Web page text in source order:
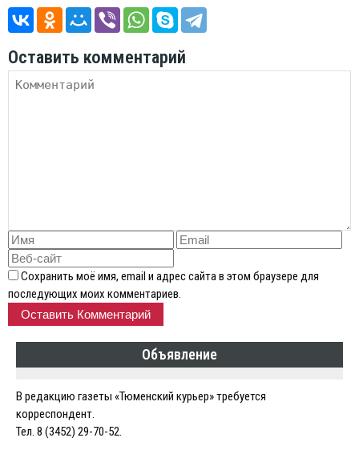
Оставить комментарий
Сохранить моё имя, email и адрес сайта в этом браузере для
последующих моих комментариев.
Объявление
В редакцию газеты «Тюменский курьер» требуется
корреспондент.
Тел. 8 (3452) 29-70-52.